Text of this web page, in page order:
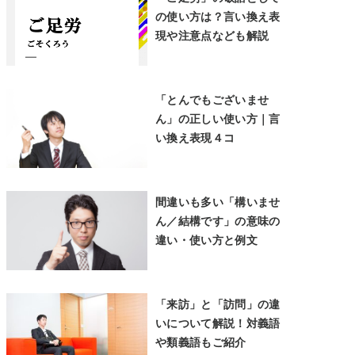
の使い方は？言い換え表
現や注意点なども解説
「とんでもございませ
ん」の正しい使い方｜言
い換え表現４コ
間違いも多い「構いませ
ん／結構です」の意味の
違い・使い方と例文
「来訪」と「訪問」の違
いについて解説！対義語
や類義語もご紹介